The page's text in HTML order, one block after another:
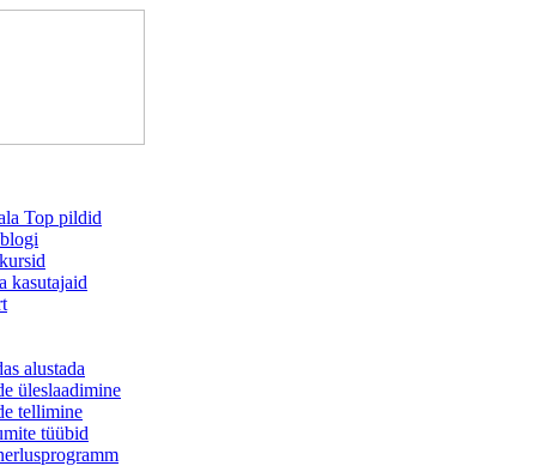
Top pildid
kasutajaid
alustada
üleslaadimine
tellimine
tüübid